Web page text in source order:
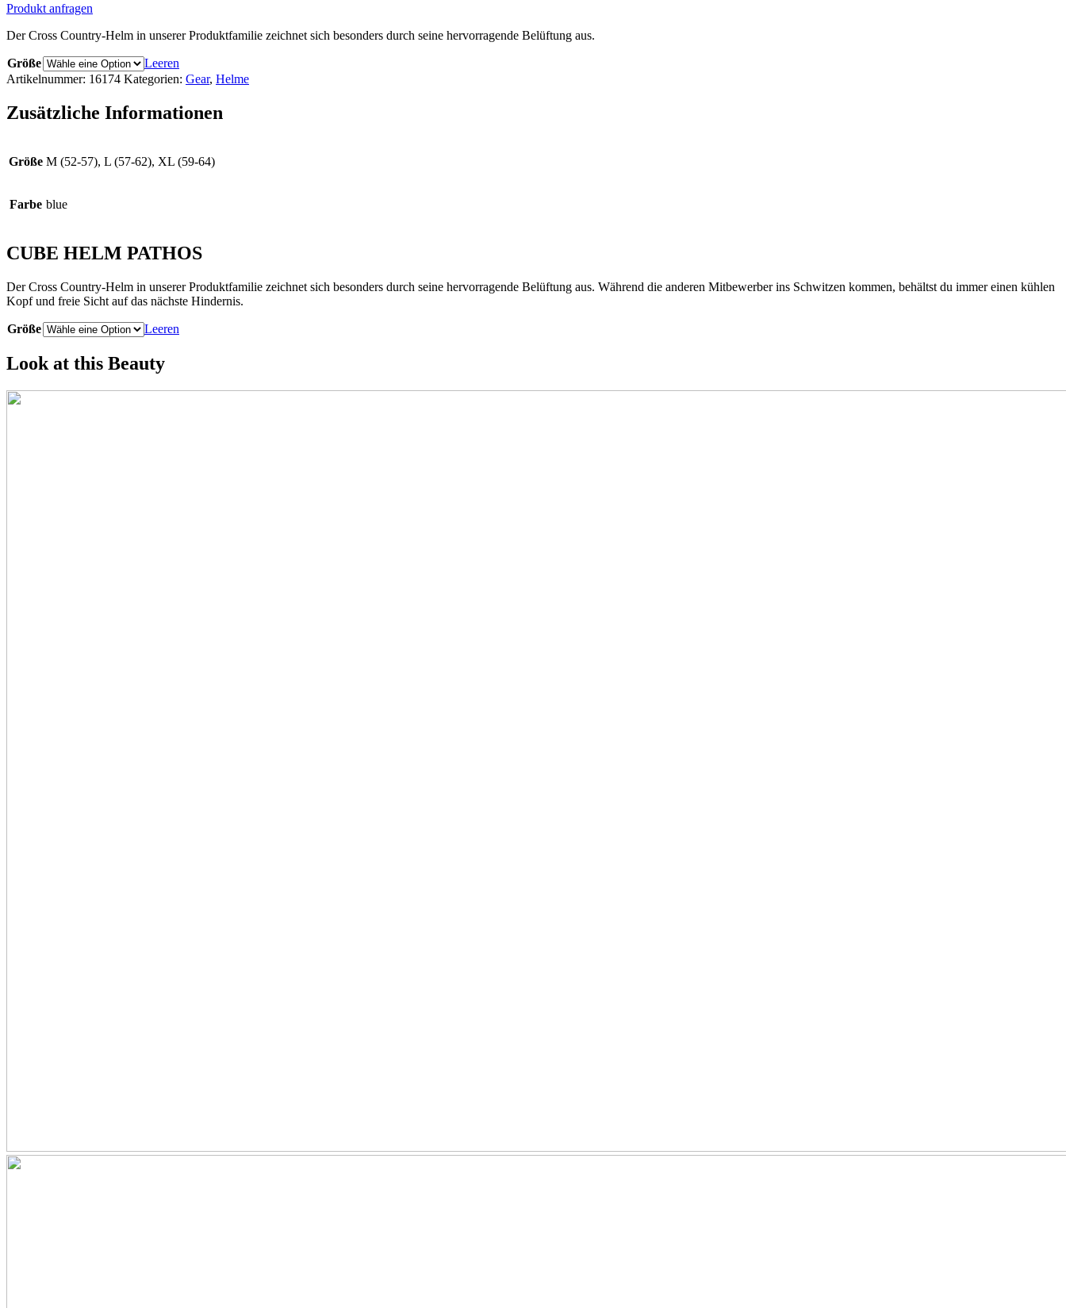
Produkt anfragen
Der Cross Country-Helm in unserer Produktfamilie zeichnet sich besonders durch seine hervorragende Belüftung aus.
Größe
Leeren
Artikelnummer: 16174 Kategorien: Gear, Helme
Zusätzliche Informationen
Größe M (52-57), L (57-62), XL (59-64)
Farbe blue
CUBE HELM PATHOS
Der Cross Country-Helm in unserer Produktfamilie zeichnet sich besonders durch seine hervorragende Belüftung aus. Während die anderen Mitbewerber ins Schwitzen kommen, behältst du immer einen kühlen
Kopf und freie Sicht auf das nächste Hindernis.
Größe Leeren
Look at this Beauty